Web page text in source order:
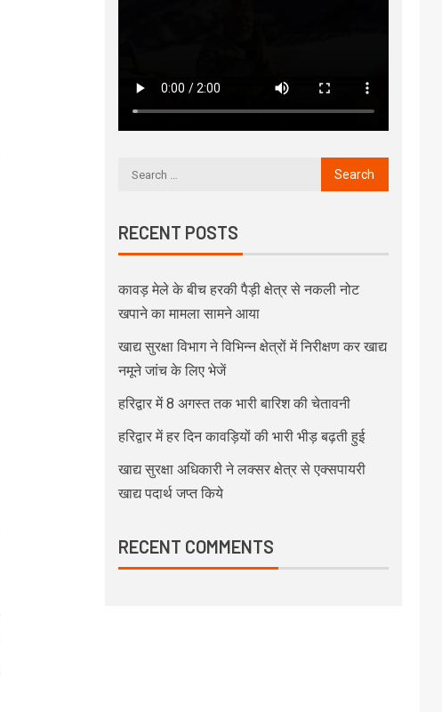
RECENT POSTS
कावड़ मेले के बीच हरकी पैड़ी क्षेत्र से नकली नोट
खपाने का मामला सामने आया
खाद्य सुरक्षा विभाग ने विभिन्न क्षेत्रों में निरीक्षण कर खाद्य
नमूने जांच के लिए भेजें
हरिद्वार में 8 अगस्त तक भारी बारिश की चेतावनी
हरिद्वार में हर दिन कावड़ियों की भारी भीड़ बढ़ती हुई
खाद्य सुरक्षा अधिकारी ने लक्सर क्षेत्र से एक्सपायरी
खाद्य पदार्थ जप्त किये
RECENT COMMENTS